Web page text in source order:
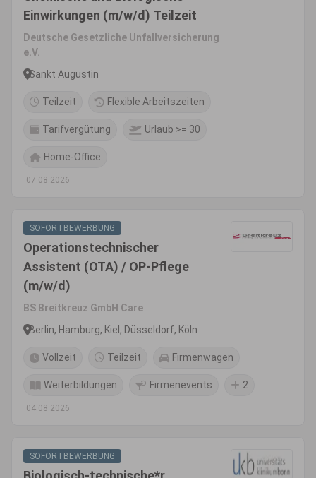
Einwirkungen (m/w/d) Teilzeit
Deutsche Gesetzliche Unfallversicherung
e.V.
Sankt Augustin
Teilzeit Flexible Arbeitszeiten
Tarifvergütung Urlaub >= 30
Home-Office
07.08.2026
SOFORTBEWERBUNG
Operationstechnischer
Assistent (OTA) / OP-Pflege
(m/w/d)
BS Breitkreuz GmbH Care
Berlin, Hamburg, Kiel, Düsseldorf, Köln
Vollzeit Teilzeit Firmenwagen
Weiterbildungen Firmenevents 2
04.08.2026
SOFORTBEWERBUNG